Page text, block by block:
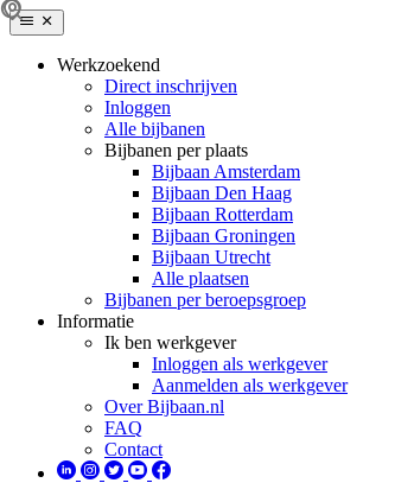
Werkzoekend
Direct inschrijven
Inloggen
Alle bijbanen
Bijbanen per plaats
Bijbaan Amsterdam
Bijbaan Den Haag
Bijbaan Rotterdam
Bijbaan Groningen
Bijbaan Utrecht
Alle plaatsen
Bijbanen per beroepsgroep
Informatie
Ik ben werkgever
Inloggen als werkgever
Aanmelden als werkgever
Over Bijbaan.nl
FAQ
Contact